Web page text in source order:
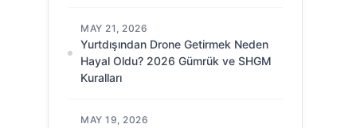
MAY 21, 2026
Yurtdışından Drone Getirmek Neden
Hayal Oldu? 2026 Gümrük ve SHGM
Kuralları
MAY 19, 2026